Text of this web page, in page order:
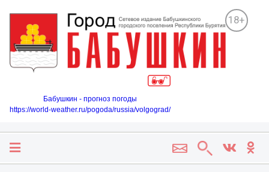
18+
Бабушкин - прогноз погоды
https://world-weather.ru/pogoda/russia/volgograd/